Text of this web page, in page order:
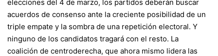
elecciones del 4 de marzo, los partidos deberán buscar
acuerdos de consenso ante la creciente posibilidad de un
triple empate y la sombra de una repetición electoral. Y
ninguno de los candidatos tragará con el resto. La
coalición de centroderecha, que ahora mismo lidera las